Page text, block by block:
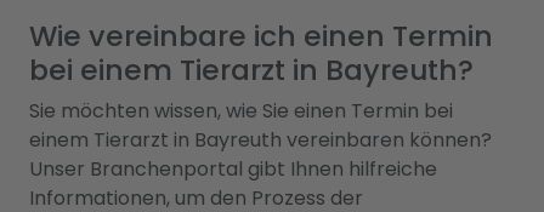
Wie vereinbare ich einen Termin
bei einem Tierarzt in Bayreuth?
Sie möchten wissen, wie Sie einen Termin bei
einem Tierarzt in Bayreuth vereinbaren können?
Unser Branchenportal gibt Ihnen hilfreiche
Informationen, um den Prozess der